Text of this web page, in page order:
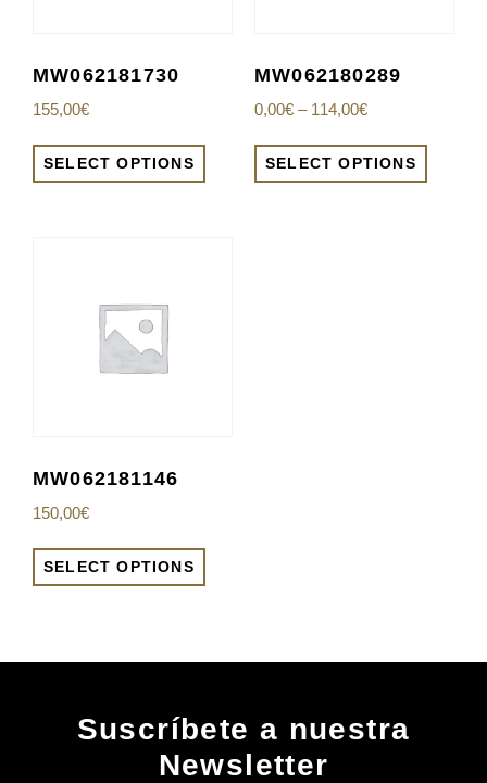
MW062181730
155,00€
SELECT OPTIONS
MW062180289
0,00€ – 114,00€
SELECT OPTIONS
MW062181146
150,00€
SELECT OPTIONS
Suscríbete a nuestra
Newsletter